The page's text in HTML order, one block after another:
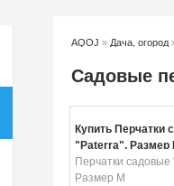
AQOJ » Дача, огород
Садовые
Купить Перчатки
"Paterra". Размер
Перчатки садовые
Размер M